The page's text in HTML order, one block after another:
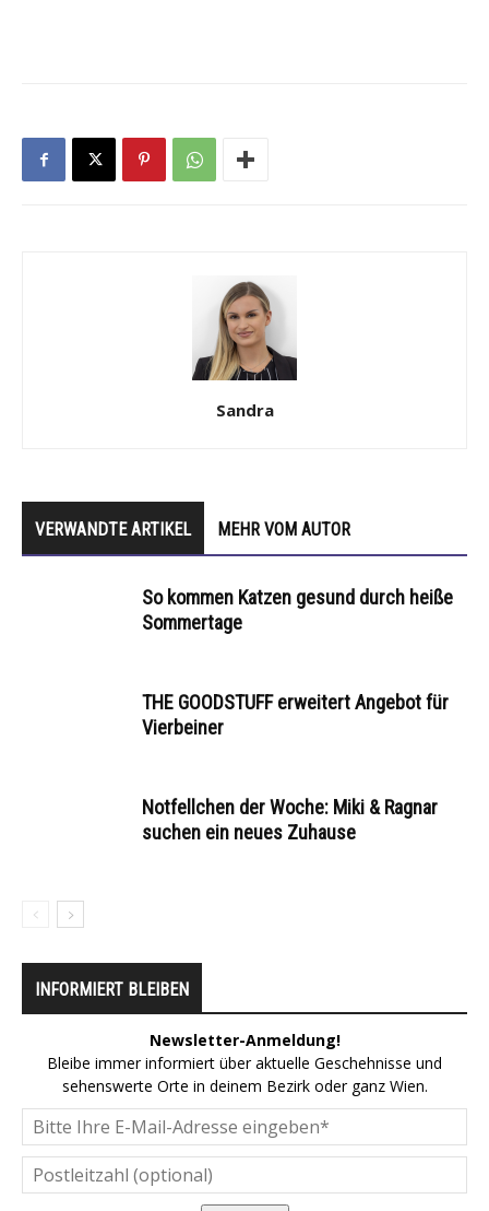
Sandra
VERWANDTE ARTIKEL MEHR VOM AUTOR
So kommen Katzen gesund durch heiße
Sommertage
THE GOODSTUFF erweitert Angebot für
Vierbeiner
Notfellchen der Woche: Miki & Ragnar
suchen ein neues Zuhause
INFORMIERT BLEIBEN
Newsletter-Anmeldung!
Bleibe immer informiert über aktuelle Geschehnisse und
sehenswerte Orte in deinem Bezirk oder ganz Wien.